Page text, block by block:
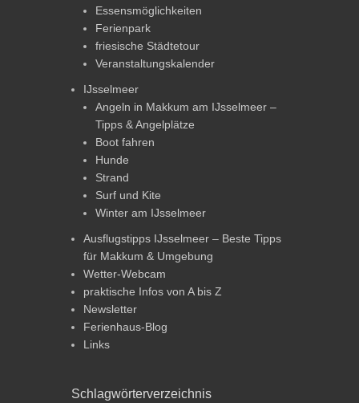
Essensmöglichkeiten
Ferienpark
friesische Städtetour
Veranstaltungskalender
IJsselmeer
Angeln in Makkum am IJsselmeer –
Tipps & Angelplätze
Boot fahren
Hunde
Strand
Surf und Kite
Winter am IJsselmeer
Ausflugstipps IJsselmeer – Beste Tipps
für Makkum & Umgebung
Wetter-Webcam
praktische Infos von A bis Z
Newsletter
Ferienhaus-Blog
Links
Schlagwörterverzeichnis